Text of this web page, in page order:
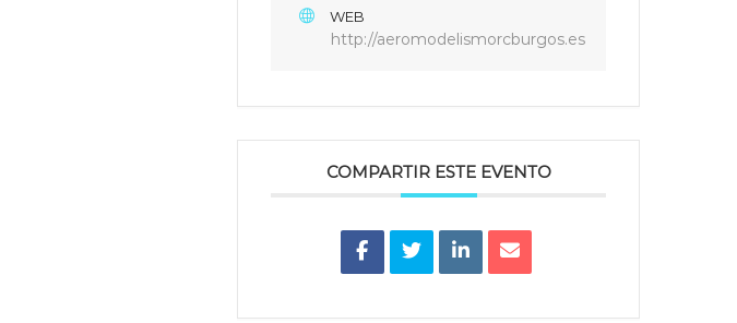
WEB
http://aeromodelismorcburgos.es
COMPARTIR ESTE EVENTO